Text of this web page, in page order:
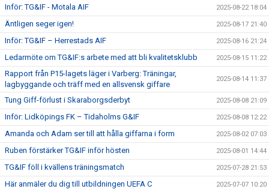
Inför: TG&IF - Motala AIF 2025-08-22 18:04
Äntligen seger igen! 2025-08-17 21:40
Inför: TG&IF – Herrestads AIF 2025-08-16 21:24
Ledarmöte om TG&IF:s arbete med att bli kvalitetsklubb 2025-08-15 11:22
Rapport från P15-lagets läger i Varberg: Träningar,
lagbyggande och träff med en allsvensk giffare
2025-08-14 11:37
Tung Giff-förlust i Skaraborgsderbyt 2025-08-08 21:09
Inför: Lidköpings FK – Tidaholms G&IF 2025-08-08 12:22
Amanda och Adam ser till att hålla giffarna i form 2025-08-02 07:03
Ruben förstärker TG&IF inför hösten 2025-08-01 14:44
TG&IF föll i kvällens träningsmatch 2025-07-28 21:53
Här anmäler du dig till utbildningen UEFA C 2025-07-07 10:20